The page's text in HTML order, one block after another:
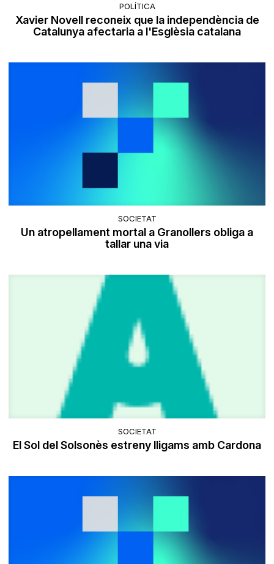
POLÍTICA
Xavier Novell reconeix que la independència de
Catalunya afectaria a l'Esglèsia catalana
SOCIETAT
Un atropellament mortal a Granollers obliga a
tallar una via
SOCIETAT
El Sol del Solsonès estreny lligams amb Cardona